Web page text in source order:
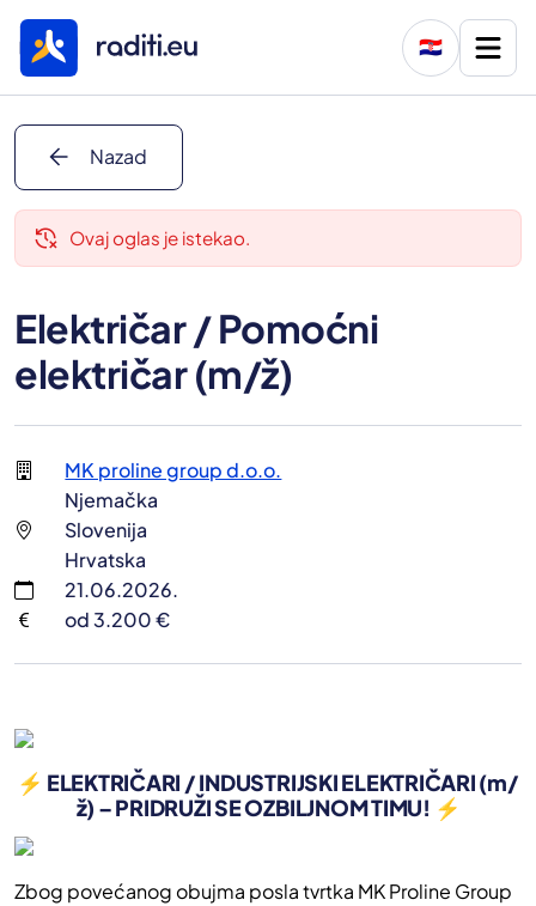
🇭🇷
arrow_back Nazad
delete_history Ovaj oglas je istekao.
Električar / Pomoćni
električar (m/ž)
MK proline group d.o.o.
Njemačka
Slovenija
Hrvatska
21.06.2026.
od 3.200 €
⚡ ELEKTRIČARI / INDUSTRIJSKI ELEKTRIČARI (m/
ž) – PRIDRUŽI SE OZBILJNOM TIMU! ⚡
Zbog povećanog obujma posla tvrtka MK Proline Group